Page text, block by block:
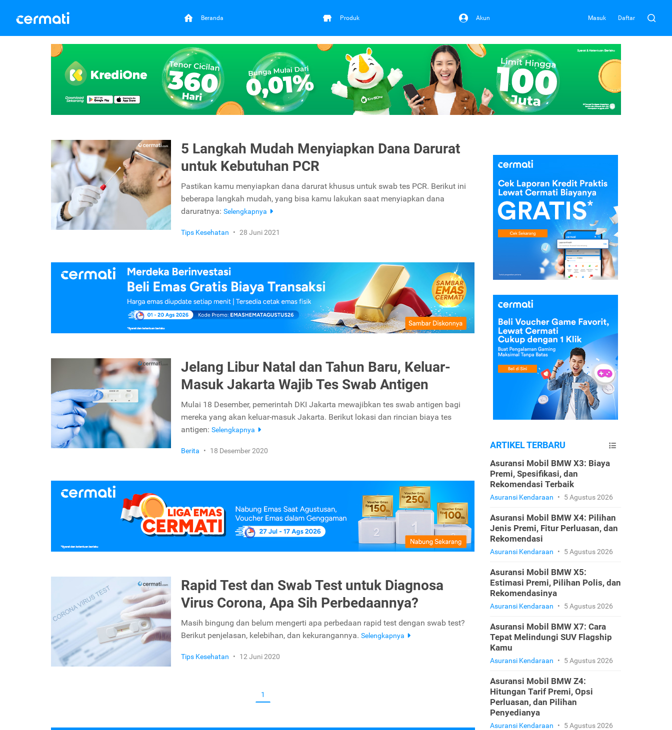
Beranda Produk Akun Masuk Daftar
5 Langkah Mudah Menyiapkan Dana Darurat
untuk Kebutuhan PCR
Pastikan kamu menyiapkan dana darurat khusus untuk swab tes PCR. Berikut ini
beberapa langkah mudah, yang bisa kamu lakukan saat menyiapkan dana
daruratnya: Selengkapnya
Tips Kesehatan • 28 Juni 2021
Jelang Libur Natal dan Tahun Baru, Keluar-
Masuk Jakarta Wajib Tes Swab Antigen
Mulai 18 Desember, pemerintah DKI Jakarta mewajibkan tes swab antigen bagi
mereka yang akan keluar-masuk Jakarta. Berikut lokasi dan rincian biaya tes
antigen: Selengkapnya
Berita • 18 Desember 2020
Rapid Test dan Swab Test untuk Diagnosa
Virus Corona, Apa Sih Perbedaannya?
Masih bingung dan belum mengerti apa perbedaan rapid test dengan swab test?
Berikut penjelasan, kelebihan, dan kekurangannya. Selengkapnya
Tips Kesehatan • 12 Juni 2020
1
ARTIKEL TERBARU
Asuransi Mobil BMW X3: Biaya
Premi, Spesifikasi, dan
Rekomendasi Terbaik
Asuransi Kendaraan • 5 Agustus 2026
Asuransi Mobil BMW X4: Pilihan
Jenis Premi, Fitur Perluasan, dan
Rekomendasi
Asuransi Kendaraan • 5 Agustus 2026
Asuransi Mobil BMW X5:
Estimasi Premi, Pilihan Polis, dan
Rekomendasinya
Asuransi Kendaraan • 5 Agustus 2026
Asuransi Mobil BMW X7: Cara
Tepat Melindungi SUV Flagship
Kamu
Asuransi Kendaraan • 5 Agustus 2026
Asuransi Mobil BMW Z4:
Hitungan Tarif Premi, Opsi
Perluasan, dan Pilihan
Penyedianya
Asuransi Kendaraan • 5 Agustus 2026